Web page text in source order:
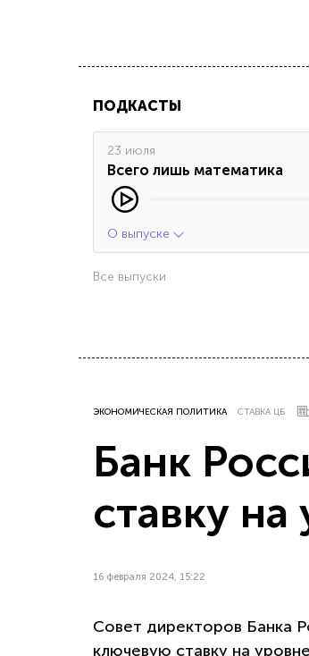
ПОДКАСТЫ
23 июля
Всего лишь математика
О выпуске
Все выпуски
ЭКОНОМИЧЕСКАЯ ПОЛИТИКА СТАВКА ЦБ
Банк
ставку
16 февраля 2024, 15:22
Совет директоров Банка
ключевую ставку на